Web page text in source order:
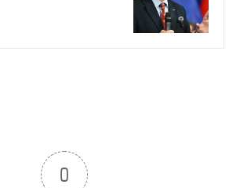
0